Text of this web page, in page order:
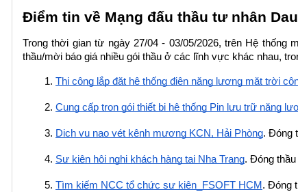
Điểm tin về Mạng đấu thầu tư nhân
Trong thời gian từ ngày 27/04 - 03/05/2026, trên Hệ thống
thầu/mời báo giá nhiều gói thầu ở các lĩnh vực khác nhau,
Thi công lắp đặt hệ thống điện năng lượng mặt trời
Cung cấp trọn gói thiết bị hệ thống Pin lưu trữ năng
Dịch vụ nạo vét kênh mương KCN, Hải Phòng. Đóng
Sự kiện hội nghị khách hàng tại Nha Trang. Đóng
Tìm kiếm NCC tổ chức sự kiện_FSOFT HCM . Đóng